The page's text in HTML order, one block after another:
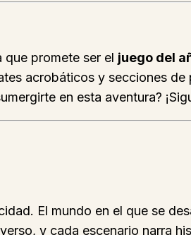
que promete ser el juego del
acrobáticos y secciones de
en esta aventura?
El mundo en el que se
y cada escenario narra